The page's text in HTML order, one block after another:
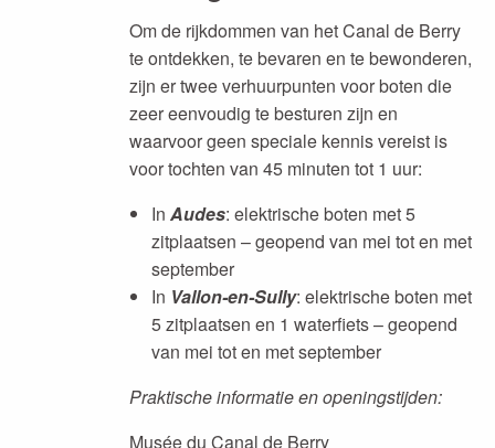
Om de rijkdommen van het Canal de Berry
te ontdekken, te bevaren en te bewonderen,
zijn er twee verhuurpunten voor boten die
zeer eenvoudig te besturen zijn en
waarvoor geen speciale kennis vereist is
voor tochten van 45 minuten tot 1 uur:
In Audes: elektrische boten met 5
zitplaatsen – geopend van mei tot en met
september
In Vallon-en-Sully: elektrische boten met
5 zitplaatsen en 1 waterfiets – geopend
van mei tot en met september
Praktische informatie en openingstijden:
Musée du Canal de Berry